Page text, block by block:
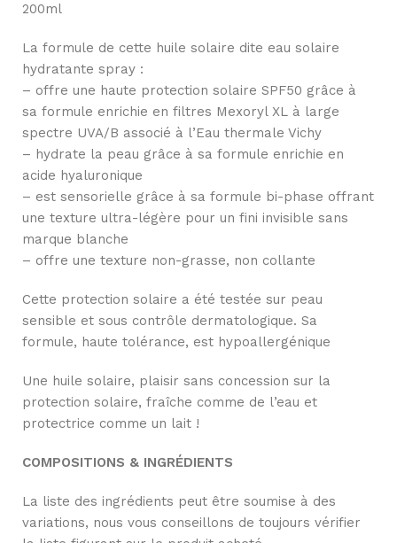
200ml
La formule de cette huile solaire dite eau solaire
hydratante spray :
– offre une haute protection solaire SPF50 grâce à
sa formule enrichie en filtres Mexoryl XL à large
spectre UVA/B associé à l’Eau thermale Vichy
– hydrate la peau grâce à sa formule enrichie en
acide hyaluronique
– est sensorielle grâce à sa formule bi-phase offrant
une texture ultra-légère pour un fini invisible sans
marque blanche
– offre une texture non-grasse, non collante
Cette protection solaire a été testée sur peau
sensible et sous contrôle dermatologique. Sa
formule, haute tolérance, est hypoallergénique
Une huile solaire, plaisir sans concession sur la
protection solaire, fraîche comme de l’eau et
protectrice comme un lait !
COMPOSITIONS & INGRÉDIENTS
La liste des ingrédients peut être soumise à des
variations, nous vous conseillons de toujours vérifier